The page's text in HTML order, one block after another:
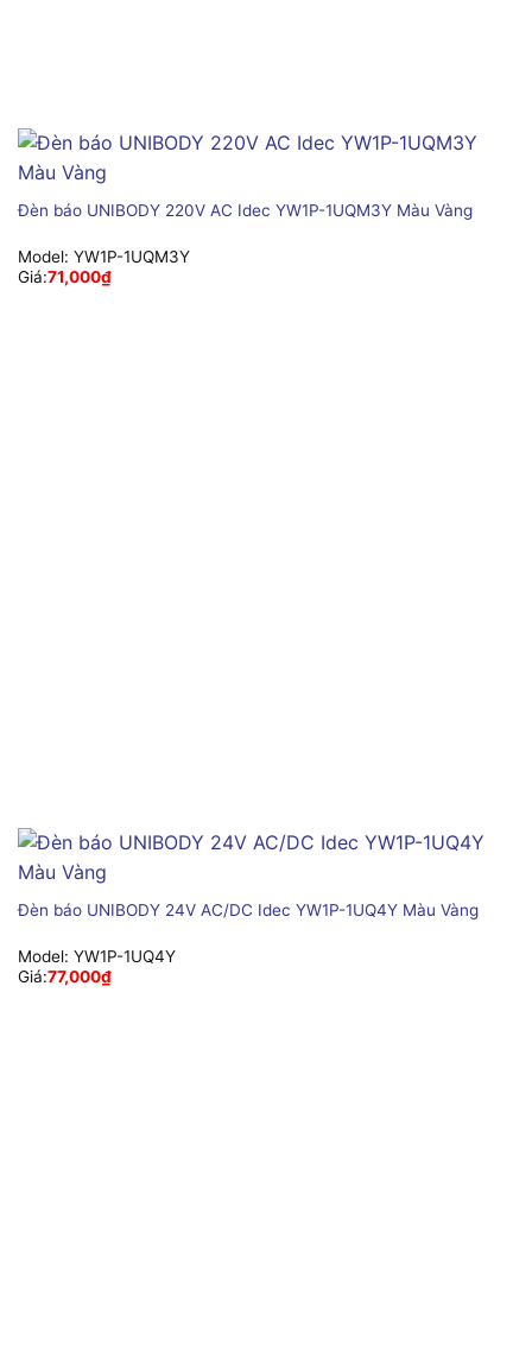
Đèn báo UNIBODY 220V AC Idec YW1P-1UQM3Y Màu Vàng
Model: YW1P-1UQM3Y
Giá:71,000₫
Đèn báo UNIBODY 24V AC/DC Idec YW1P-1UQ4Y Màu Vàng
Model: YW1P-1UQ4Y
Giá:77,000₫